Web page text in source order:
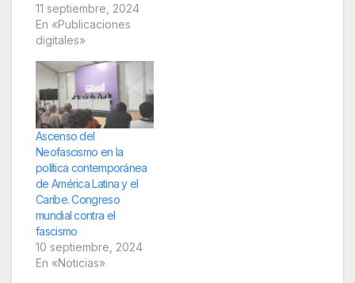
11 septiembre, 2024
En «Publicaciones
digitales»
Ascenso del
Neofascismo en la
política contemporánea
de América Latina y el
Caribe. Congreso
mundial contra el
fascismo
10 septiembre, 2024
En «Noticias»